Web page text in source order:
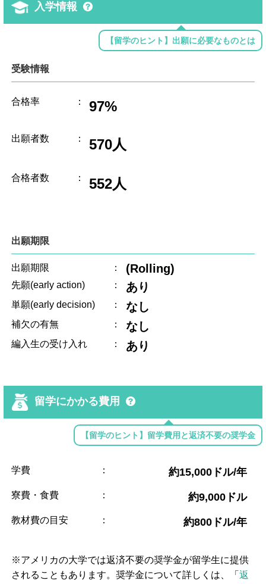
入学情報
【留学のヒント】出願に必要なものとは
受験情報
合格率 ： 97%
出願者数 ： 570人
合格者数 ： 552人
出願期限
出願期限 ： (Rolling)
先願(early action) ： あり
単願(early decision) ： なし
補欠の有無 ： なし
編入生の受け入れ ： あり
留学にかかる費用
【留学のヒント】留学費用と返済不要の奨学金
学費 ： 約15,000ドル/年
寮費・食費 ： 約9,000ドル
教材費の目安 ： 約800ドル/年
※アメリカの大学では返済不要の奨学金が留学生に提供
されることもあります。奨学金について詳しくは、「返